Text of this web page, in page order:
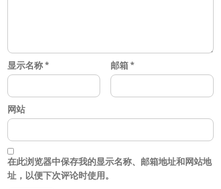
显示名称* 邮箱*
网站
在此浏览器中保存我的显示名称、邮箱地址和网站地
址，以便下次评论时使用。